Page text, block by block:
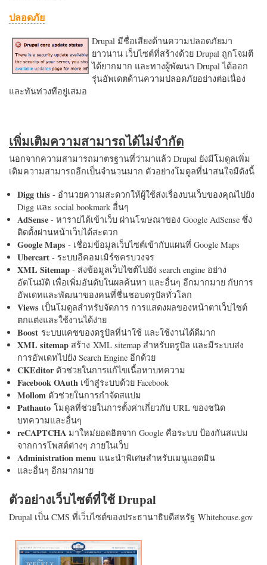
ปลอดภัย
Drupal มีชื่อเสียงด้านความปลอดภัยมา
ยาวนาน เว็บไซต์ที่สร้างด้วย Drupal ถูกโจมตี
ได้ยากมาก และทางผู้พัฒนา Drupal ได้ออก
รุ่นอัพเดตด้านความปลอดภัยอย่างต่อเนื่อง
และทันท่วงทีอยู่เสมอ
เพิ่มเติมความสามารถได้ไม่จำกัด
นอกจากความสามารถมาตรฐานที่ว่ามาแล้ว Drupal ยังมีโมดูลเพิ่ม
เติมความสามารถอีกเป็นจำนวนมาก ตัวอย่างโมดูลที่น่าสนใจมีดังนี้
Digg this - อำนวยความสะดวกให้ผู้ใช้ส่งเรื่องบนเว็บของคุณไปยัง
Digg และ social bookmark อื่นๆ
AdSense - หารายได้เข้าเว็บ ผ่านโฆษณาของ Google AdSense ซึ่ง
ติดตั้งผ่านหน้าเว็บได้สะดวก
Google Maps - เชื่อมข้อมูลเว็บไซต์เข้ากับแผนที่ Google Maps
Ubercart - ระบบอีคอมเมิร์ซครบวงจร
XML Sitemap - ส่งข้อมูลเว็บไซต์ไปยัง search engine อย่าง
อัตโนมัติ เพื่อเพิ่มอันดับในผลค้นหา และอื่นๆ อีกมากมาย กับการ
อัพเดทและพัฒนาของคนที่ชื่นชอบดรูปัลทั่วโลก
Views เป็นโมดูลสำหรับจัดการ การแสดงผลของหน้าตาเว็บไซต์
ตกแต่งและใช้งานได้ง่าย
Boost ระบบแคชของดรูปัลที่น่าใช้ และใช้งานได้ดีมาก
XML sitemap สร้าง XML sitemap สำหรับดรูปัล และมีระบบส่ง
การอัพเดทไปยัง Search Engine อีกด้วย
CKEditorตัวช่วยในการแก้ไขเนื้อหาบทความ
Facebook OAuth เข้าสู่ระบบด้วย Facebook
Mollom ตัวช่วยในการกำจัดสแปม
Pathauto โมดูลที่ช่วยในการตั้งค่าเกี่ยวกับ URL ของชนิด
บทความและอื่นๆ
reCAPTCHA มาใหม่ยอดฮิตจาก Google คือระบบ ป้องกันสแปม
จากการโพสต์ต่างๆ ภายในเว็บ
Administration menu แนะนำพิเศษสำหรับเมนูแอดมิน
และอื่นๆ อีกมากมาย
ตัวอย่างเว็บไซต์ที่ใช้ Drupal
Drupal เป็น CMS ที่เว็บไซต์ของประธานาธิบดีสหรัฐ Whitehouse.gov